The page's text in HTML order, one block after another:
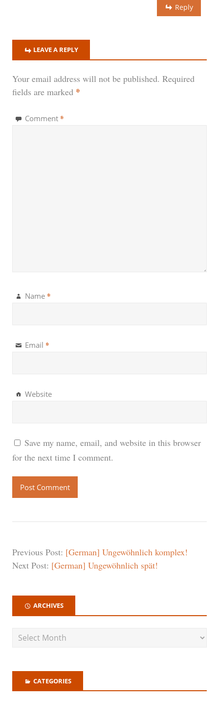
Reply
LEAVE A REPLY
Your email address will not be published. Required
fields are marked *
Comment *
Name *
Email *
Website
Save my name, email, and website in this browser
for the next time I comment.
Previous Post: [German] Ungewöhnlich komplex!
Next Post: [German] Ungewöhnlich spät!
ARCHIVES
CATEGORIES